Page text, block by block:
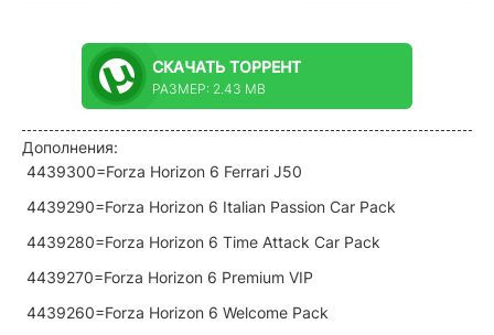
СКАЧАТЬ ТОРРЕНТ
РАЗМЕР: 2.43 MB
Дополнения:
4439300=Forza Horizon 6 Ferrari J50
4439290=Forza Horizon 6 Italian Passion Car Pack
4439280=Forza Horizon 6 Time Attack Car Pack
4439270=Forza Horizon 6 Premium VIP
4439260=Forza Horizon 6 Welcome Pack